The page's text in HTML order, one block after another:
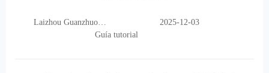
Laizhou Guanzhuo
2025-12-03
Guía tutorial